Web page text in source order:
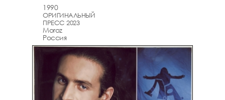
1990
ОРИГИНАЛЬНЫЙ
ПРЕСС 2023
Moroz
Россия